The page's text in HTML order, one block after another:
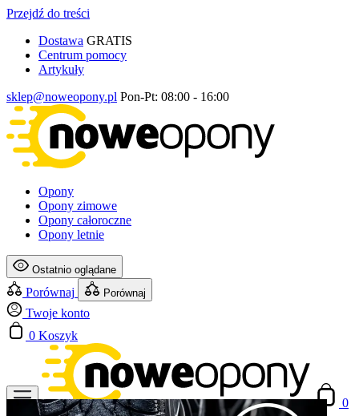
Przejdź do treści
Dostawa GRATIS
Centrum pomocy
Artykuły
sklep@noweopony.pl Pon-Pt: 08:00 - 16:00
Opony
Opony zimowe
Opony całoroczne
Opony letnie
Ostatnio oglądane
Porównaj Porównaj
Twoje konto
0 Koszyk
0